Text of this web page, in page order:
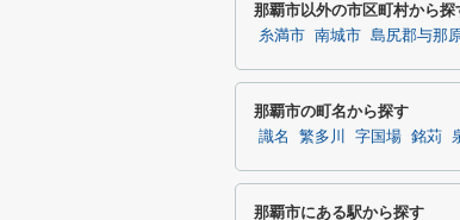
那覇市以外の市区町村から探
糸満市 南城市 島尻郡与那原
那覇市の町名から探す
識名 繁多川 字国場 銘苅
那覇市にある駅から探す